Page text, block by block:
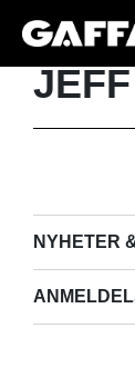
NYHETER